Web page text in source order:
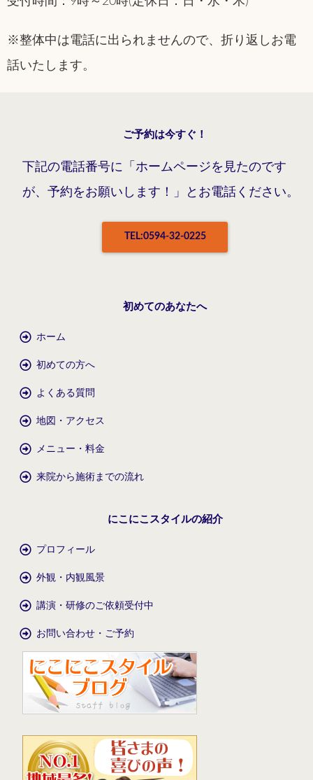
※整体中は電話に出られませんので、折り返しお電
話いたします。
ご予約は今すぐ！
下記の電話番号に「ホームページを見たのです
が、予約をお願いします！」とお電話ください。
TEL:0594-32-0225
初めてのあなたへ
ホーム
初めての方へ
よくある質問
地図・アクセス
メニュー・料金
来院から施術までの流れ
にこにこスタイルの紹介
プロフィール
外観・内観風景
講演・研修のご依頼受付中
お問い合わせ・ご予約